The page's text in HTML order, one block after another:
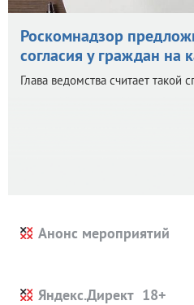
Роскомнадзор
согласия у граждан на
Глава ведомства считает такой
Анонс мероприятий
Яндекс.Директ